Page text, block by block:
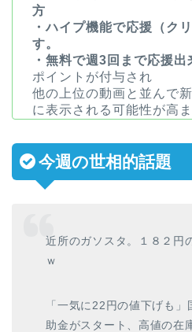
方
・ハイプ機能で応援（ク
す。
・無料で週3回まで応援出
ポイントが付与され
他の上位の動画と並んで
に表示される可能性が高ま
今週の世相的話題
近所のガソスタ。１８２円
ｗ
「一気に22円の値下げも
助金がスタート、高値の在